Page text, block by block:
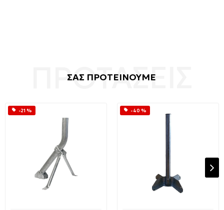
ΣΑΣ ΠΡΟΤΕΙΝΟΥΜΕ
-21 % -40 %